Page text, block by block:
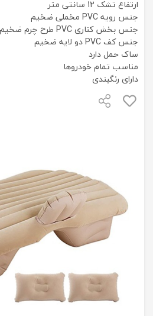
ارتفاع تشک 12 سانتی متر
جنس رویه PVC مخملی ضخیم
جنس بخش کناری PVC طرح چرم ضخیم
جنس کف PVC دو لایه ضخیم
ساک حمل دارد
مناسب تمام خودروها
دارای رنگبندی